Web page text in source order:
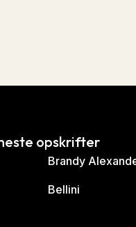
opskrifter
Brandy
Bellini